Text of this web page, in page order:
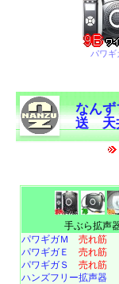
なん
送 天
手ぶら拡声
パワギガＭ 売れ筋
パワギガＥ 売れ筋
パワギガＳ 売れ筋
ハンズフリー拡声器